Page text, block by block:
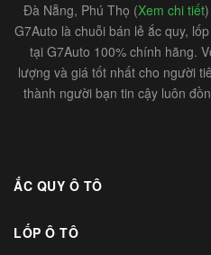
Đà Nẵng, Phú Thọ (Xem chi tiết
G7Auto là chuỗi bán lẻ ắc quy,
tại G7Auto 100% chính hãng.
lượng và giá tốt nhất cho người
thành người bạn tin cậy luôn
ẮC QUY Ô TÔ
LỐP Ô TÔ